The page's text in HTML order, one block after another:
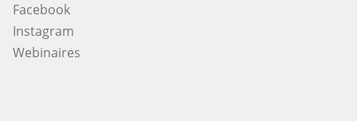
Facebook
Instagram
Webinaires